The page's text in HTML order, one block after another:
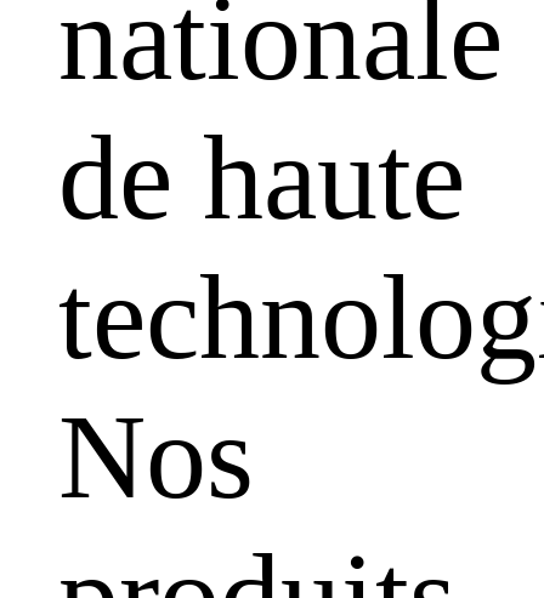
nationale
de haute
Nos